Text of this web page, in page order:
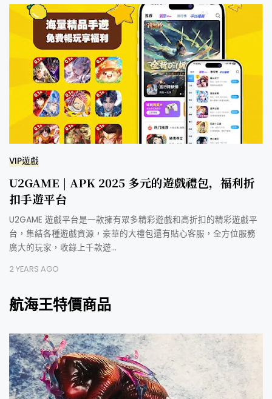
VIP遊戲
U2GAME | APK 2025 多元的遊戲禮包，福利折
扣手遊平台
U2GAME 遊戲平台是一款擁有眾多精彩遊戲和高折扣的精彩遊戲平
台，集結各種遊戲資源，豪華的大禮包還有貼心客服，全方位服務
廣大的玩家，收錄上千款遊…
2 YEARS AGO
航海王特價商品